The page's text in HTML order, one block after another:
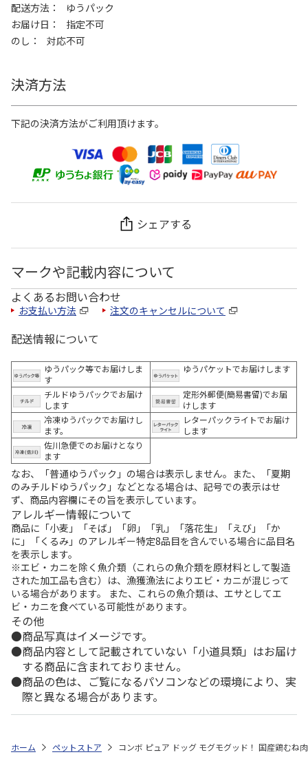
配送方法
ゆうパック
お届け日
指定不可
のし
対応不可
決済方法
下記の決済方法がご利用頂けます。
シェアする
マークや記載内容について
よくあるお問い合わせ
お支払い方法 注文のキャンセルについて
配送情報について
ゆうパック等でお届けしま
す
ゆうパケットでお届けします
チルドゆうパックでお届け
します
定形外郵便(簡易書留)でお届
けします
冷凍ゆうパックでお届けし
ます。
レターパックライトでお届け
します
佐川急便でのお届けとなり
ます
なお、「普通ゆうパック」の場合は表示しません。また、「夏期
のみチルドゆうパック」などとなる場合は、記号での表示はせ
ず、商品内容欄にその旨を表示しています。
アレルギー情報について
商品に「小麦」「そば」「卵」「乳」「落花生」「えび」「か
に」「くるみ」のアレルギー特定8品目を含んでいる場合に品目名
を表示します。
※エビ・カニを除く魚介類（これらの魚介類を原材料として製造
された加工品も含む）は、漁獲漁法によりエビ・カニが混じって
いる場合があります。 また、これらの魚介類は、エサとしてエ
ビ・カニを食べている可能性があります。
その他
商品写真はイメージです。
商品内容として記載されていない「小道具類」はお届け
する商品に含まれておりません。
商品の色は、ご覧になるパソコンなどの環境により、実
際と異なる場合があります。
ホーム ペットストア コンボ ピュア ドッグ モグモグッド！ 国産鶏むね